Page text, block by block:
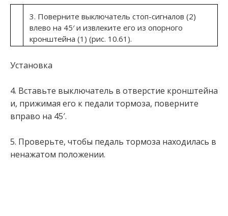
3. Поверните выключатель стоп-сигналов (2)
влево на 45′ и извлеките его из опорного
кронштейна (1) (рис. 10.61).
Установка
4. Вставьте выключатель в отверстие кронштейна
и, прижимая его к педали тормоза, поверните
вправо на 45′.
5. Проверьте, чтобы педаль тормоза находилась в
ненажатом положении.